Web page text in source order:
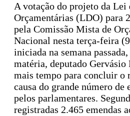
A votação do projeto da Lei
Orçamentárias (LDO) para
pela Comissão Mista de
Nacional nesta terça-feira
iniciada na semana
matéria, deputado
mais tempo para concluir
causa do grande número de
pelos parlamentares.
registradas 2.465 emendas